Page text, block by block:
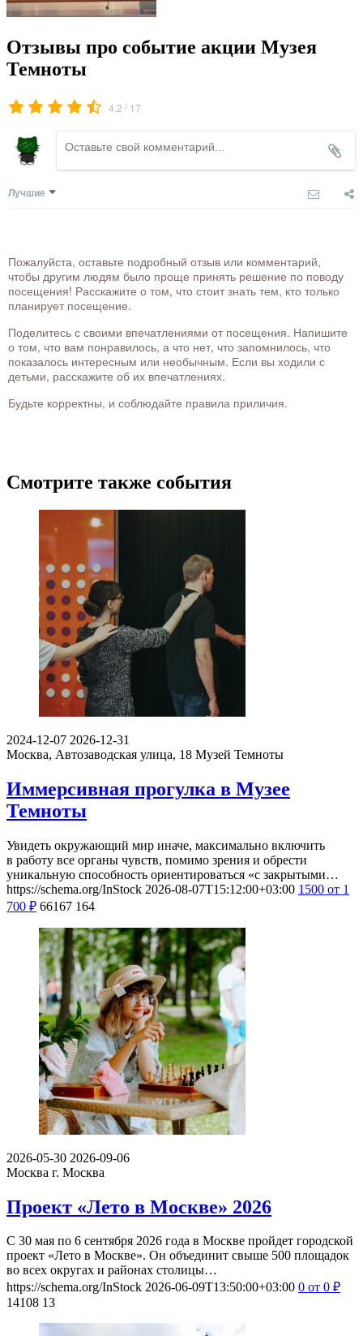
Отзывы про событие акции Музея
Темноты
4.2 / 17
Лучшие
Пожалуйста, оставьте подробный отзыв или комментарий,
чтобы другим людям было проще принять решение по поводу
посещения! Расскажите о том, что стоит знать тем, кто только
планирует посещение.
Поделитесь с своими впечатлениями от посещения. Напишите
о том, что вам понравилось, а что нет, что запомнилось, что
показалось интересным или необычным. Если вы ходили с
детьми, расскажите об их впечатлениях.
Будьте корректны, и соблюдайте правила приличия.
Смотрите также события
2024-12-07 2026-12-31
Москва, Автозаводская улица, 18 Музей Темноты
Иммерсивная прогулка в Музее
Темноты
Увидеть окружающий мир иначе, максимально включить
в работу все органы чувств, помимо зрения и обрести
уникальную способность ориентироваться «с закрытыми…
https://schema.org/InStock 2026-08-07T15:12:00+03:00 1500 от 1
700 ₽ 66167 164
2026-05-30 2026-09-06
Москва г. Москва
Проект «Лето в Москве» 2026
С 30 мая по 6 сентября 2026 года в Москве пройдет городской
проект «Лето в Москве». Он объединит свыше 500 площадок
во всех округах и районах столицы…
https://schema.org/InStock 2026-06-09T13:50:00+03:00 0 от 0 ₽
14108 13